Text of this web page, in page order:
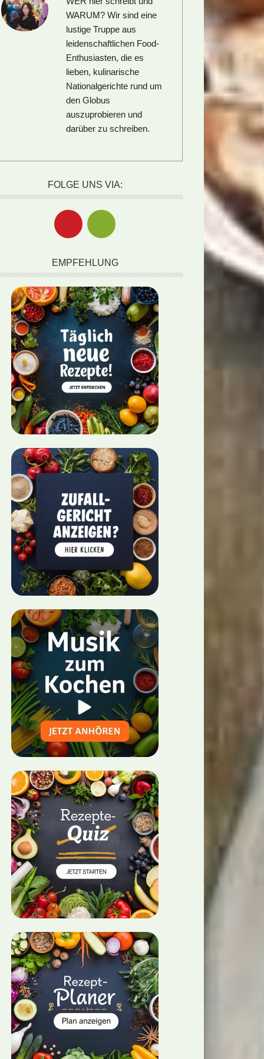
WARUM?Wir sind eine
lustige Truppe aus
leidenschaftlichen Food-
Enthusiasten, die es
lieben, kulinarische
Nationalgerichte rund um
den Globus
auszuprobieren und
darüber zu schreiben.
FOLGE UNS VIA:
EMPFEHLUNG